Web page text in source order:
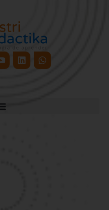
YoutubeLinkedinWhatsapp